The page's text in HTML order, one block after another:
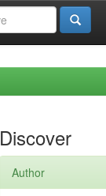
Discover
Author